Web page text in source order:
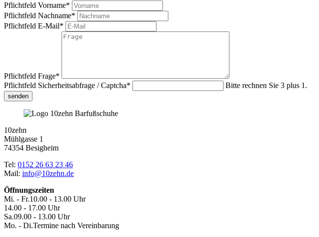
Pflichtfeld Vorname*
Pflichtfeld Nachname*
Pflichtfeld E-Mail*
Pflichtfeld Frage*
Pflichtfeld Sicherheitsabfrage / Captcha* Bitte rechnen Sie 3 plus 1.
senden
10zehn
Mühlgasse 1
74354 Besigheim
Tel: 0152 26 63 23 46
Mail: info@10zehn.de
Öffnungszeiten
Mi. - Fr.10.00 - 13.00 Uhr
14.00 - 17.00 Uhr
Sa.09.00 - 13.00 Uhr
Mo. - Di.Termine nach Vereinbarung